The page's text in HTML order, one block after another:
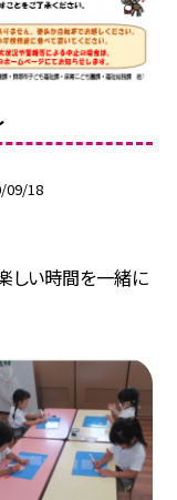
09/18
しい時間を一緒に